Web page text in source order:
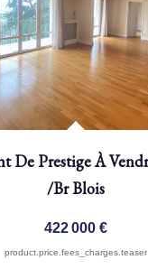
/brBlois
422 000 €
product.price.fees_charges.teaser